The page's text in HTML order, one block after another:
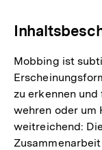
Mobbing ist
zu erkennen
wehren oder um
weitreichend: